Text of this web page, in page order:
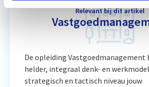
Relevant bij dit artikel
De opleiding Vastgoedmanagement
helder, integraal denk- en
strategisch en tactisch niveau jouw